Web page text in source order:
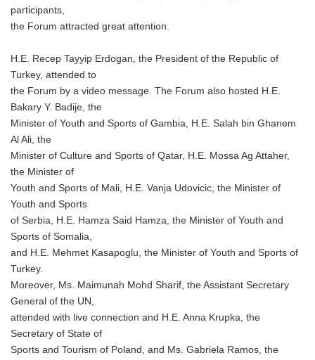
participants,
the Forum attracted great attention.
H.E. Recep Tayyip Erdogan, the President of the Republic of
Turkey, attended to
the Forum by a video message. The Forum also hosted H.E.
Bakary Y. Badije, the
Minister of Youth and Sports of Gambia, H.E. Salah bin Ghanem
Al Ali, the
Minister of Culture and Sports of Qatar, H.E. Mossa Ag Attaher,
the Minister of
Youth and Sports of Mali, H.E. Vanja Udovicic, the Minister of
Youth and Sports
of Serbia, H.E. Hamza Said Hamza, the Minister of Youth and
Sports of Somalia,
and H.E. Mehmet Kasapoglu, the Minister of Youth and Sports of
Turkey.
Moreover, Ms. Maimunah Mohd Sharif, the Assistant Secretary
General of the UN,
attended with live connection and H.E. Anna Krupka, the
Secretary of State of
Sports and Tourism of Poland, and Ms. Gabriela Ramos, the